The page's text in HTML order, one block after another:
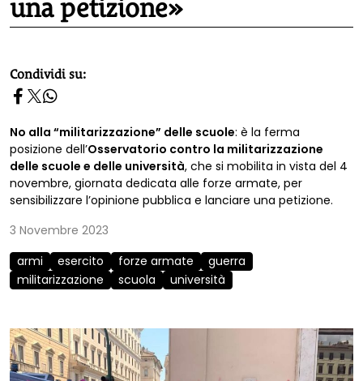
una petizione»
homepage h2
Condividi su:
No alla “militarizzazione” delle scuole: è la ferma
posizione dell’Osservatorio contro la militarizzazione
delle scuole e delle università, che si mobilita in vista del 4
novembre, giornata dedicata alle forze armate, per
sensibilizzare l’opinione pubblica e lanciare una petizione.
3 Novembre 2023
armi
esercito forze armate
guerra
militarizzazione
scuola università